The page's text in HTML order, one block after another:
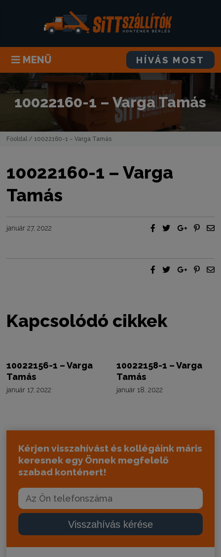
MENÜ HÍVÁS MOST
10022160-1 – Varga Tamás
Főoldal / 10022160-1 – Varga Tamás
10022160-1 – Varga
Tamás
január 27, 2022
Kapcsolódó cikkek
10022156-1 – Varga
Tamás
január 17, 2022
10022158-1 – Varga
Tamás
január 18, 2022
Kérjen visszahívást és kollégáink máris
keresnek egy Önnek megfelelő
szabad konténert!
Visszahívás kérése